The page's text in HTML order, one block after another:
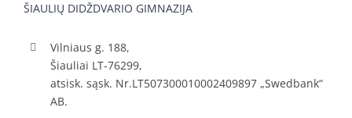
ŠIAULIŲ DIDŽDVARIO GIMNAZIJA
Vilniaus g. 188,
Šiauliai LT-76299,
atsisk. sąsk. Nr.LT507300010002409897 „Swedbank“
AB.